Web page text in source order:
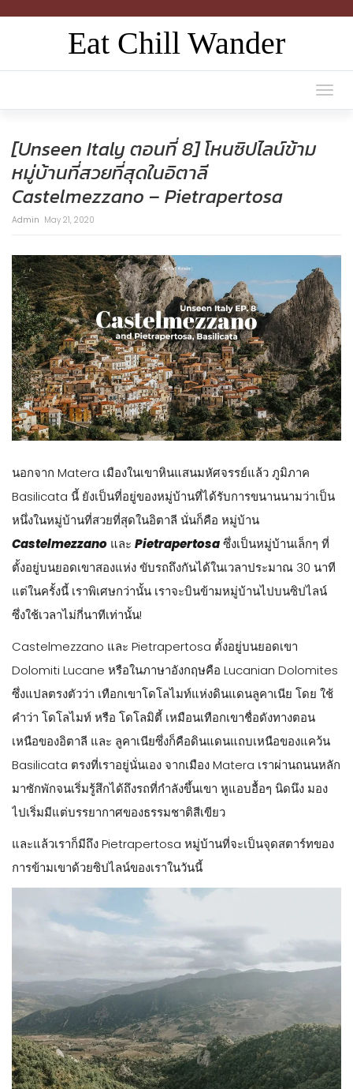
Eat Chill Wander
[Unseen Italy ตอนที่ 8] โหนซิปไลน์ข้าม
หมู่บ้านที่สวยที่สุดในอิตาลี
Castelmezzano – Pietrapertosa
Admin May 21, 2020
นอกจาก Matera เมืองในเขาหินแสนมหัศจรรย์แล้ว ภูมิภาค
Basilicata นี้ ยังเป็นที่อยู่ของหมู่บ้านที่ได้รับการขนานนามว่าเป็น
หนึ่งในหมู่บ้านที่สวยที่สุดในอิตาลี นั่นก็คือ หมู่บ้าน
Castelmezzano และ Pietrapertosaซึ่งเป็นหมู่บ้านเล็กๆ ที่
ตั้งอยู่บนยอดเขาสองแห่ง ขับรถถึงกันได้ในเวลาประมาณ 30 นาที
แต่ในครั้งนี้ เราพิเศษกว่านั้น เราจะบินข้ามหมู่บ้านไปบนซิปไลน์
ซึ่งใช้เวลาไม่กี่นาทีเท่านั้น!
Castelmezzano และ Pietrapertosa ตั้งอยู่บนยอดเขา
Dolomiti Lucane หรือในภาษาอังกฤษคือ Lucanian Dolomites
ซึ่งแปลตรงตัวว่า เทือกเขาโดโลไมท์แห่งดินแดนลูคาเนีย โดย ใช้
คำว่า โดโลไมท์ หรือ โดโลมิตี้ เหมือนเทือกเขาชื่อดังทางตอน
เหนือของอิตาลี และ ลูคาเนียซึ่งก็คือดินแดนแถบเหนือของแคว้น
Basilicata ตรงที่เราอยู่นั่นเอง จากเมือง Matera เราผ่านถนนหลัก
มาซักพักจนเริ่มรู้สึกได้ถึงรถที่กำลังขึ้นเขา หูแอบอื้อๆ นิดนึง มอง
ไปเริ่มมีแต่บรรยากาศของธรรมชาติสีเขียว
และแล้วเราก็มีถึง Pietrapertosa หมู่บ้านที่จะเป็นจุดสตาร์ทของ
การข้ามเขาด้วยซิปไลน์ของเราในวันนี้